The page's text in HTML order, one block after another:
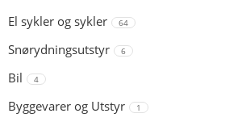
El sykler og sykler 64
Snørydningsutstyr 6
Bil 4
Byggevarer og Utstyr 1